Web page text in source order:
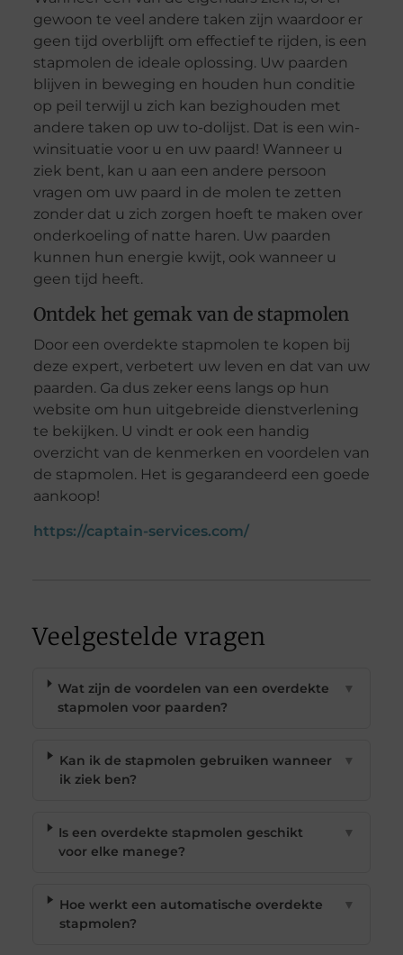
gewoon te veel andere taken zijn waardoor er
geen tijd overblijft om effectief te rijden, is een
stapmolen de ideale oplossing. Uw paarden
blijven in beweging en houden hun conditie
op peil terwijl u zich kan bezighouden met
andere taken op uw to-dolijst. Dat is een win-
winsituatie voor u en uw paard! Wanneer u
ziek bent, kan u aan een andere persoon
vragen om uw paard in de molen te zetten
zonder dat u zich zorgen hoeft te maken over
onderkoeling of natte haren. Uw paarden
kunnen hun energie kwijt, ook wanneer u
geen tijd heeft.
Ontdek het gemak van de stapmolen
Door een overdekte stapmolen te kopen bij
deze expert, verbetert uw leven en dat van uw
paarden. Ga dus zeker eens langs op hun
website om hun uitgebreide dienstverlening
te bekijken. U vindt er ook een handig
overzicht van de kenmerken en voordelen van
de stapmolen. Het is gegarandeerd een goede
aankoop!
https://captain-services.com/
Veelgestelde vragen
Wat zijn de voordelen van een overdekte
stapmolen voor paarden?
▼
Kan ik de stapmolen gebruiken wanneer
ik ziek ben?
▼
Is een overdekte stapmolen geschikt
voor elke manege?
▼
Hoe werkt een automatische overdekte
stapmolen?
▼